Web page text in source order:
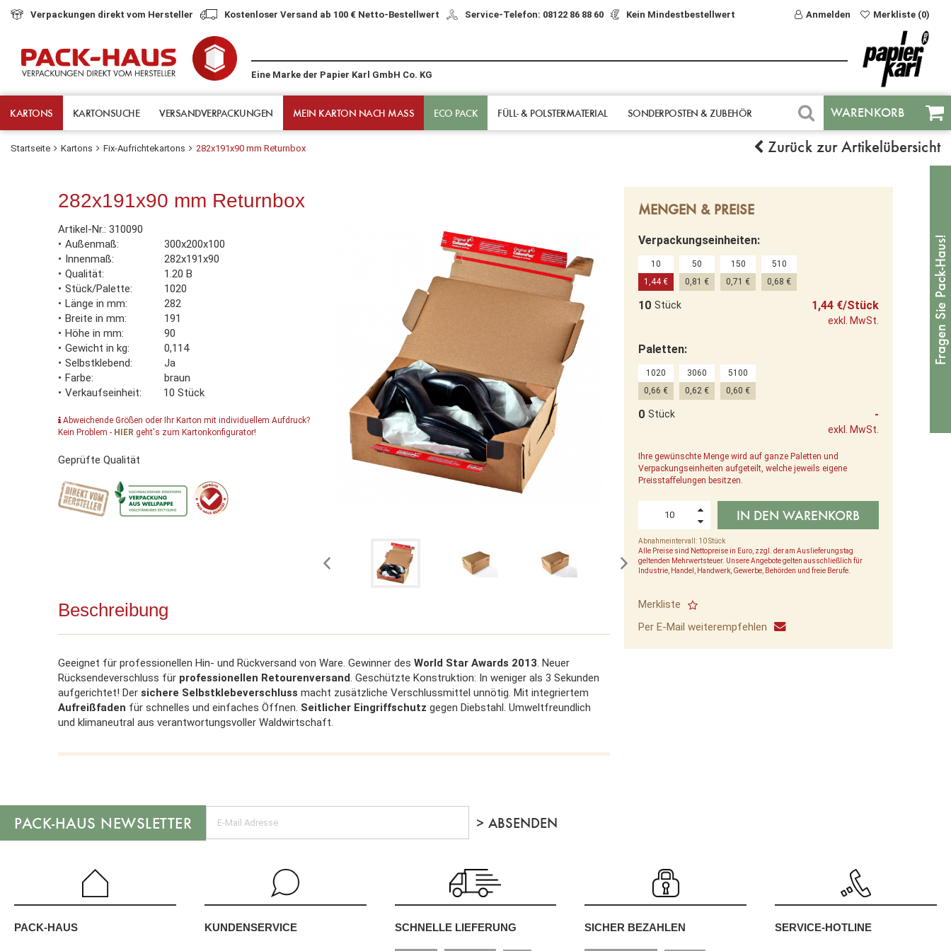
Verpackungen direkt vom Hersteller Kostenloser Versand ab 100 € Netto-Bestellwert Service-Telefon: 08122 86 88 60 Kein Mindestbestellwert Anmelden Merkliste (0)
Zurück zur Artikelübersicht
Startseite Kartons Fix-Aufrichtekartons 282x191x90 mm Returnbox
Eine Marke der Papier Karl GmbH Co. KG
KARTONS KARTONSUCHE VERSANDVERPACKUNGEN MEIN KARTON NACH MASS ECO PACK FÜLL- & POLSTER­MATERIAL SONDERPOSTEN & ZUBEHÖR WARENKORB
282x191x90 mm Returnbox
Artikel-Nr.: 310090
Außenmaß
300x200x100
Innenmaß
282x191x90
Qualität
1.20 B
Stück/Palette
1020
Länge in mm
282
Breite in mm
191
Höhe in mm
90
Gewicht in kg
0,114
Selbstklebend
Ja
Farbe
braun
Verkaufseinheit
10 Stück
Abweichende Größen oder Ihr Karton mit individuellem Aufdruck?
Kein Problem - HIER geht's zum Kartonkonfigurator!
Geprüfte Qualität
Beschreibung
Geeignet für professionellen Hin- und Rückversand von Ware. Gewinner des World Star Awards 2013. Neuer
Rücksendeverschluss für professionellen Retourenversand. Geschützte Konstruktion: In weniger als 3 Sekunden
aufgerichtet! Der sichere Selbstklebeverschluss macht zusätzliche Verschlussmittel unnötig. Mit integriertem
Aufreißfaden für schnelles und einfaches Öffnen. Seitlicher Eingriffschutz gegen Diebstahl. Umweltfreundlich
und klimaneutral aus verantwortungsvoller Waldwirtschaft.
MENGEN & PREISE
Verpackungseinheiten:
10
1,44 €
50
0,81 €
150
0,71 €
510
0,68 €
10 Stück 1,44 €/Stück
exkl. MwSt.
Paletten:
1020
0,66 €
3060
0,62 €
5100
0,60 €
0 Stück -
exkl. MwSt.
Ihre gewünschte Menge wird auf ganze Paletten und
Verpackungseinheiten aufgeteilt, welche jeweils eigene
Preisstaffelungen besitzen.
Abnahmeintervall: 10 Stück
Alle Preise sind Nettopreise in Euro, zzgl. der am Auslieferungstag
geltenden Mehrwertsteuer. Unsere Angebote gelten ausschließlich für
Industrie, Handel, Handwerk, Gewerbe, Behörden und freie Berufe.
IN DEN WARENKORB
Merkliste
Per E-Mail weiterempfehlen
NEWSLETTER
PACK-HAUS KUNDENSERVICE SCHNELLE LIEFERUNG SICHER BEZAHLEN SERVICE-HOTLINE